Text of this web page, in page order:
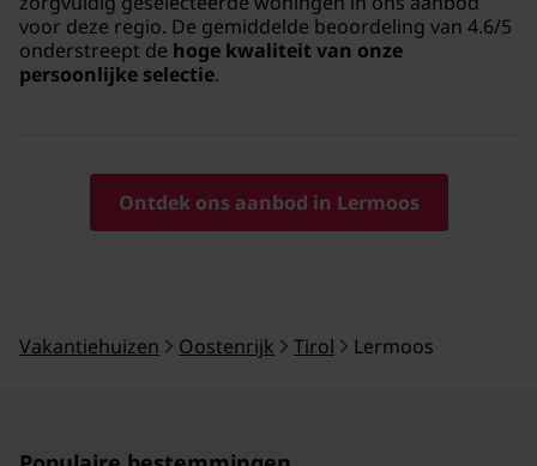
voor deze regio. De gemiddelde beoordeling van 4.6/5
onderstreept de hoge kwaliteit van onze
persoonlijke selectie.
Ontdek ons aanbod in Lermoos
Vakantiehuizen Oostenrijk Tirol Lermoos